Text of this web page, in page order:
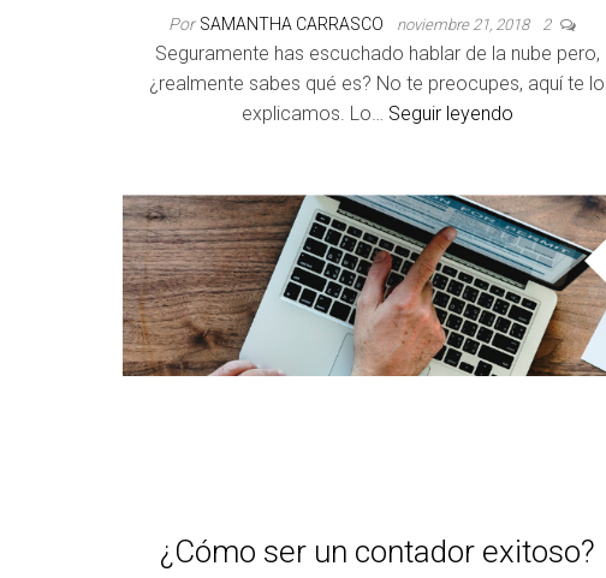
Por SAMANTHA CARRASCO noviembre 21, 2018 2
Seguramente has escuchado hablar de la nube pero,
¿realmente sabes qué es? No te preocupes, aquí te lo
explicamos. Lo… Seguir leyendo
¿Cómo ser un contador exitoso?